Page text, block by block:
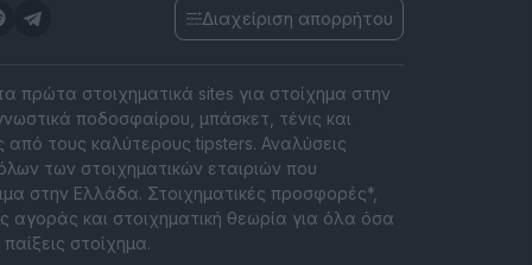
Διαχείριση απορρήτου
πρώτα στοιχηματικά sites για στοίχημα στην
ποδοσφαίρου, μπάσκετ, τένις και
από τους καλύτερους tipsters. Αναλύσεις
των στοιχηματικών εταιριών που
στην Ελλάδα. Στοιχηματικές προσφορές*,
αγοράς και στοιχηματική θεωρία για όλα όσα
στοίχημα.